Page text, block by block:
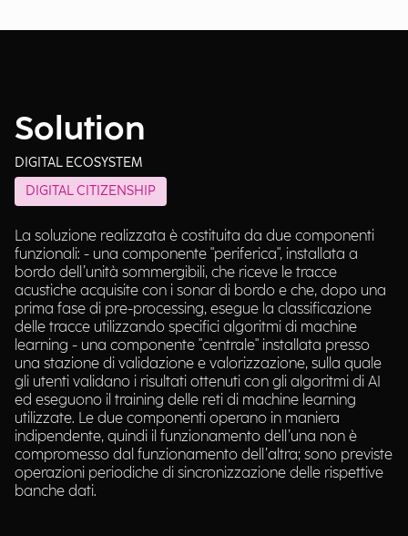
Solution
DIGITAL ECOSYSTEM
DIGITAL CITIZENSHIP
La soluzione realizzata è costituita da due componenti
funzionali: - una componente "periferica", installata a
bordo dell’unità sommergibili, che riceve le tracce
acustiche acquisite con i sonar di bordo e che, dopo una
prima fase di pre-processing, esegue la classificazione
delle tracce utilizzando specifici algoritmi di machine
learning - una componente "centrale" installata presso
una stazione di validazione e valorizzazione, sulla quale
gli utenti validano i risultati ottenuti con gli algoritmi di AI
ed eseguono il training delle reti di machine learning
utilizzate. Le due componenti operano in maniera
indipendente, quindi il funzionamento dell’una non è
compromesso dal funzionamento dell’altra; sono previste
operazioni periodiche di sincronizzazione delle rispettive
banche dati.